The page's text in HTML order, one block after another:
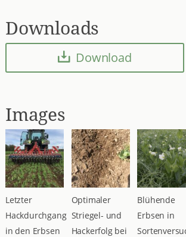
Downloads
Download
Images
Letzter
Hackdurchgang
in den Erbsen
Optimaler
Striegel- und
Hackerfolg bei
Blühende
Erbsen in